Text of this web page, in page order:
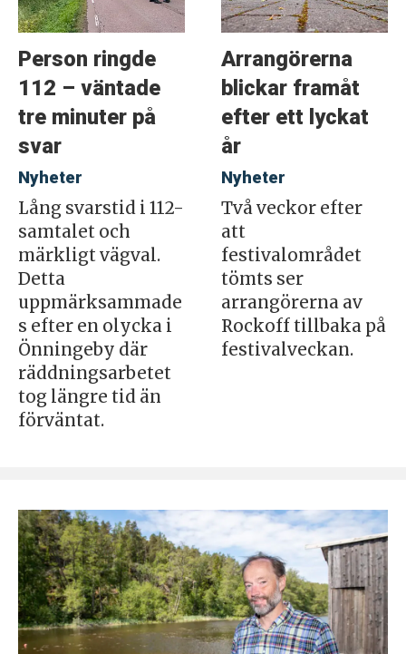
Person ringde
112 – väntade
tre minuter på
svar
Nyheter
Lång svarstid i 112-
samtalet och
märkligt vägval.
Detta
uppmärksammade
s efter en olycka i
Önningeby där
räddningsarbetet
tog längre tid än
förväntat.
Arrangörerna
blickar framåt
efter ett lyckat
år
Nyheter
Två veckor efter
att
festivalområdet
tömts ser
arrangörerna av
Rockoff tillbaka på
festivalveckan.